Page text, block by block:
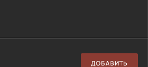
ДОБАВИТЬ